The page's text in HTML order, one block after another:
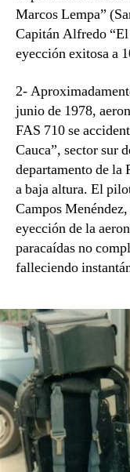
Marcos Lempa”
Capitán Alfredo
eyección exitosa a
2-
junio de 1978,
FAS 710 se
Cauca”, sector sur
departamento de la
a baja altura. El
Campos
eyección de la
paracaídas no
falleciendo